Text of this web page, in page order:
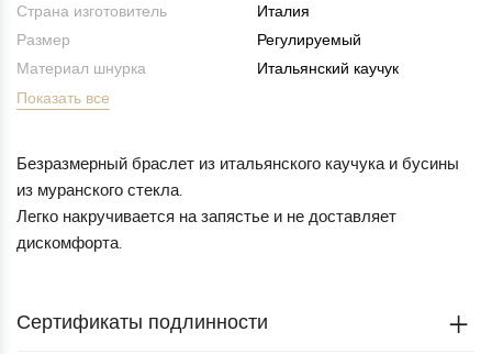
Страна изготовитель
Италия
Размер
Регулируемый
Материал шнурка
Итальянский каучук
Показать все
Безразмерный браслет из итальянского каучука и бусины
из муранского стекла.
Легко накручивается на запястье и не доставляет
дискомфорта.
Сертификаты подлинности